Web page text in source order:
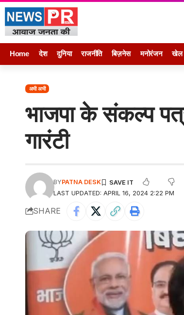
Home देश दुनिया राजनीति बिज़नेस मनोरंजन खेल
अभी अभी
भाजपा के संकल्प
गारंटी
LAST UPDATED: APRIL 16, 2024 2:22 PM
BYPATNA DESK
SHARE